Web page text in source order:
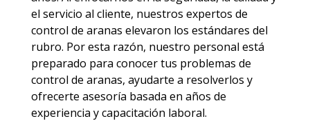
el servicio al cliente, nuestros expertos de
control de aranas elevaron los estándares del
rubro. Por esta razón, nuestro personal está
preparado para conocer tus problemas de
control de aranas, ayudarte a resolverlos y
ofrecerte asesoría basada en años de
experiencia y capacitación laboral.